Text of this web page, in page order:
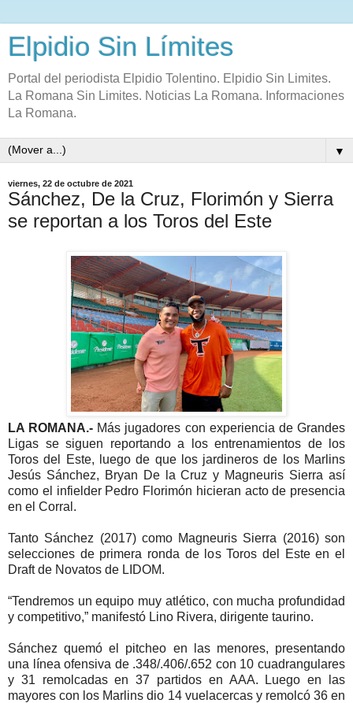
Elpidio Sin Límites
Portal del periodista Elpidio Tolentino. Elpidio Sin Limites.
La Romana Sin Limites. Noticias La Romana. Informaciones
La Romana.
▼
viernes, 22 de octubre de 2021
Sánchez, De la Cruz, Florimón y Sierra
se reportan a los Toros del Este
LA ROMANA.- Más jugadores con experiencia de Grandes
Ligas se siguen reportando a los entrenamientos de los
Toros del Este, luego de que los jardineros de los Marlins
Jesús Sánchez, Bryan De la Cruz y Magneuris Sierra así
como el infielder Pedro Florimón hicieran acto de presencia
en el Corral.
Tanto Sánchez (2017) como Magneuris Sierra (2016) son
selecciones de primera ronda de los Toros del Este en el
Draft de Novatos de LIDOM.
“Tendremos un equipo muy atlético, con mucha profundidad
y competitivo,” manifestó Lino Rivera, dirigente taurino.
Sánchez quemó el pitcheo en las menores, presentando
una línea ofensiva de .348/.406/.652 con 10 cuadrangulares
y 31 remolcadas en 37 partidos en AAA. Luego en las
mayores con los Marlins dio 14 vuelacercas y remolcó 36 en